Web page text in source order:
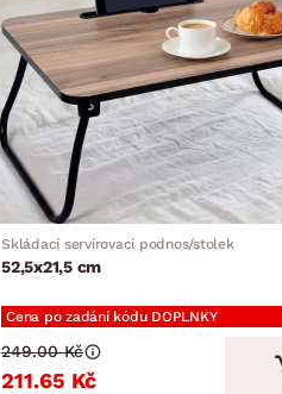
Skládací servírovací podnos/stolek
52,5x21,5 cm
Cena po zadání kódu DOPLNKY
211.65 Kč
249.00 Kč